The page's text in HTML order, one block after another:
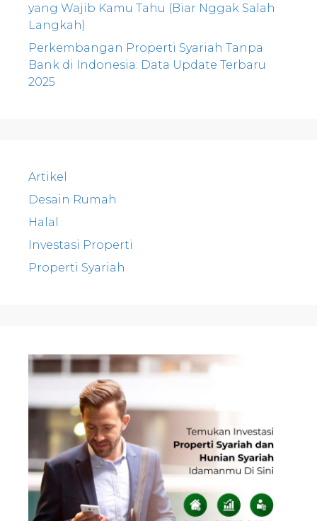
yang Wajib Kamu Tahu (Biar Nggak Salah
Langkah)
Perkembangan Properti Syariah Tanpa
Bank di Indonesia: Data Update Terbaru
2025
Artikel
Desain Rumah
Halal
Investasi Properti
Properti Syariah